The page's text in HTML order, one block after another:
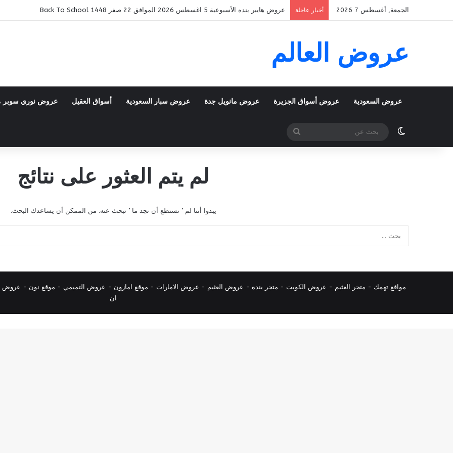
الجمعة, أغسطس 7 2026 أخبار عاجلة عروض هايبر بنده الأسبوعية 5 اغسطس 2026 الموافق 22 صفر 1448 Back To School
عروض العالم
عروض السعودية عروض أسواق الجزيرة عروض مانويل جدة عروض سبار السعودية أسواق العقيل عروض نوري سوبر
الوضع المظلم
بحث
عن
لم يتم العثور على نتائج
يبدوا أننا لم ’ نستطع أن نجد ما ’ تبحث عنه. من الممكن أن يساعدك البحث.
مواقع تهمك - متجر العثيم - عروض الكويت - متجر بنده - عروض العثيم - عروض الامارات - موقع امازون - عروض التميمي - موقع نون - عروض
ان